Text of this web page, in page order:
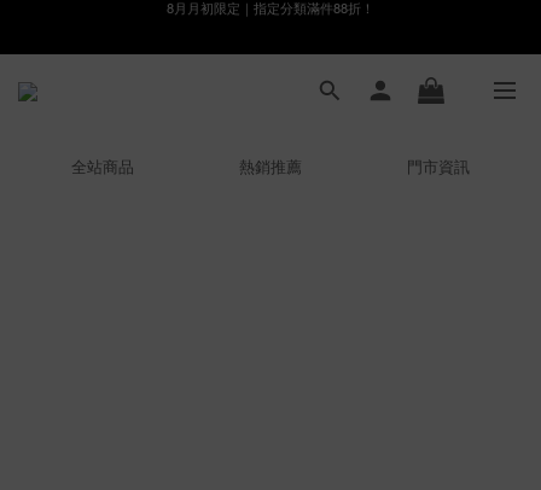
🌸新會員限定🌸註冊送$100購物金
全站商品 熱銷推薦 門市資訊